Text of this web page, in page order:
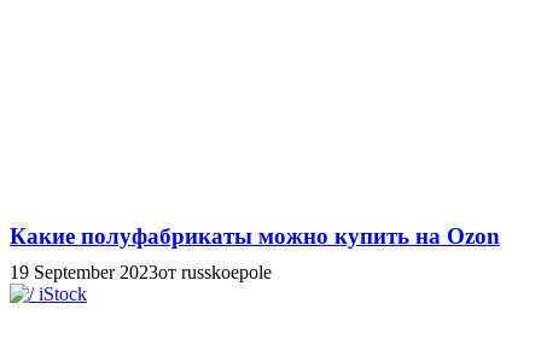
Какие полуфабрикаты можно купить на Ozon
19 September 2023от russkoepole